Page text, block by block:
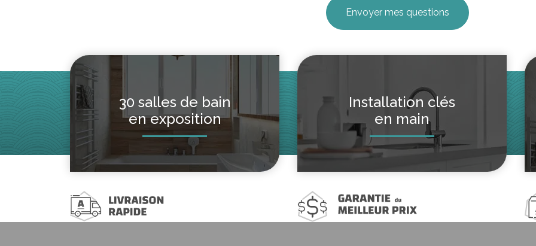
30 salles de bain
en exposition
Installation clés
en main